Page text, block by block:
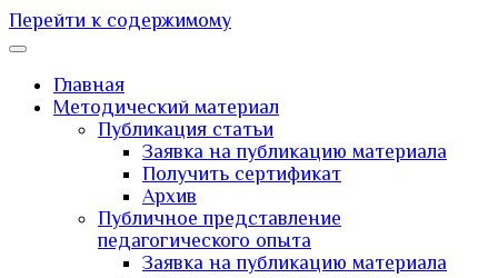
Перейти к содержимому
Главная
Методический материал
Публикация статьи
Заявка на публикацию материала
Получить сертификат
Архив
Публичное представление
педагогического опыта
Заявка на публикацию материала